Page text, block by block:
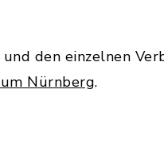
den einzelnen
Nürnberg.